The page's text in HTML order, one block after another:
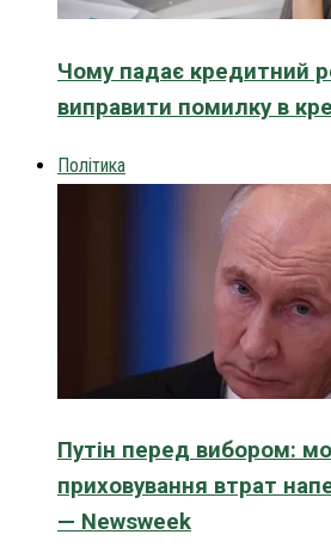
Чому падає кредитний
виправити помилку в
Політика
Путін перед вибором:
приховування втрат
— Newsweek